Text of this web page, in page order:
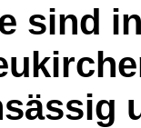
sind